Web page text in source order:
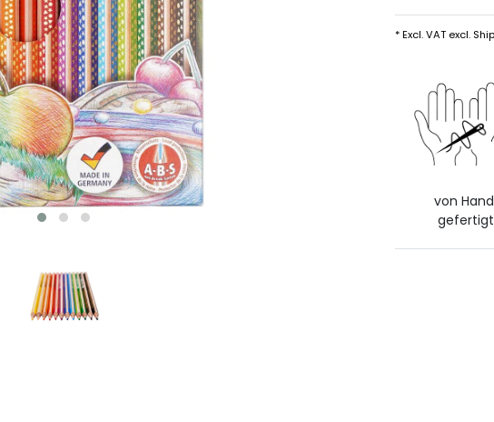
* Excl. VAT excl.
von Hand
gefertigt